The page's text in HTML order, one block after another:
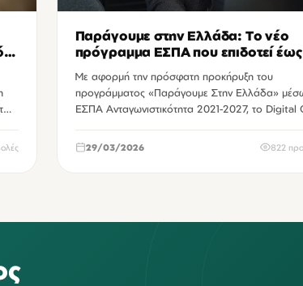
Παράγουμε στην Ελλάδα: Το νέο
πρόγραμμα ΕΣΠΑ που επιδοτεί έως
55% τις ελληνικές μεταποιητικές
επιχειρήσεις
Με αφορμή την πρόσφατη προκήρυξη του
προγράμματος «Παράγουμε Στην Ελλάδα»
ΕΣΠΑ Ανταγωνιστικότητα 2021-2027, το Digital
29/03/2026 822